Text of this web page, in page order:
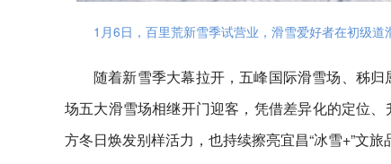
1月6日，百里荒新雪季试营业，滑雪爱好者在初级道
随着新雪季大幕拉开，五峰国际滑雪场、秭
场五大滑雪场相继开门迎客，凭借差异化的定位
方冬日焕发别样活力，也持续擦亮宜昌“冰雪+”文旅